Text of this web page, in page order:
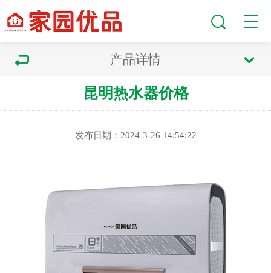
产品详情
昆明热水器价格
发布日期：2024-3-26 14:54:22